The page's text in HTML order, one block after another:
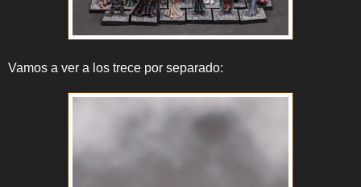
Vamos a ver a los trece por separado: